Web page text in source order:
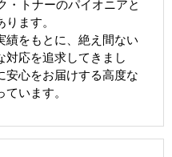
・トナーのパイオニアと
ます。
績をもとに、絶え間ない
対応を追求してきまし
安心をお届けする高度な
います。